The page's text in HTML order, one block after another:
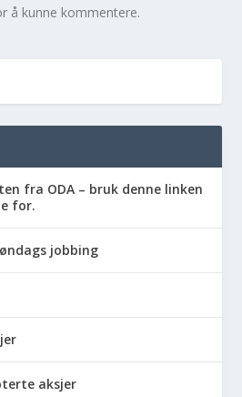
å kunne kommentere.
fra ODA – bruk denne linken
for.
jobbing
aksjer